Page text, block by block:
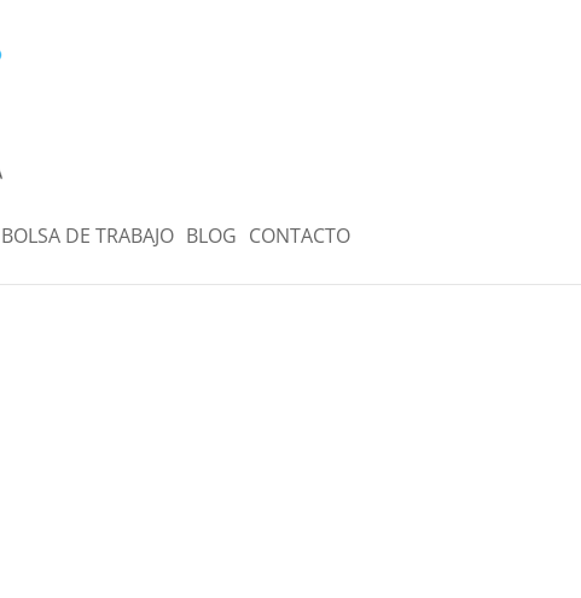
BOLSA DE TRABAJO BLOG CONTACTO